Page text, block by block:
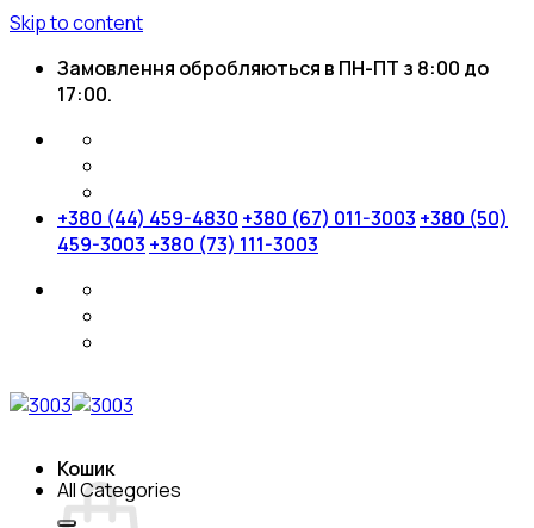
Skip to content
Замовлення обробляються в ПН-ПТ з 8:00 до
17:00.
+380 (44) 459-4830 +380 (67) 011-3003 +380 (50)
459-3003 +380 (73) 111-3003
Кошик
All Categories